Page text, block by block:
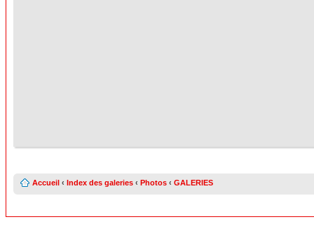
Accueil ‹ Index des galeries ‹ Photos ‹ GALERIES